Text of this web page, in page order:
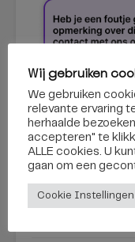
tiktok tuin
Wij gebruiken
We gebruiken
relevante ervaring
herhaalde
accepteren" te
ALLE cookies. U
gaan om een
Cookie Instellingen